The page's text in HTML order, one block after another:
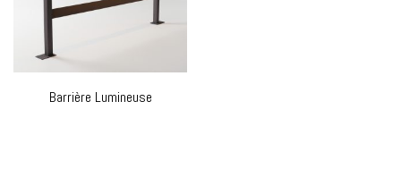
Barrière Lumineuse